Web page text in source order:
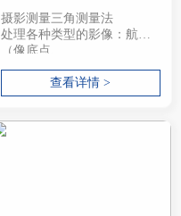
摄影测量三角测量法
处理各种类型的影像：航拍
（像底点、...
查看详情 >